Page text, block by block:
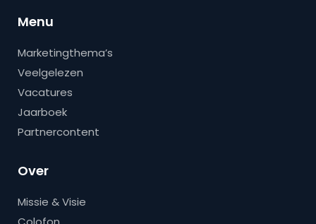
Menu
Marketingthema’s
Veelgelezen
Vacatures
Jaarboek
Partnercontent
Over
Missie & Visie